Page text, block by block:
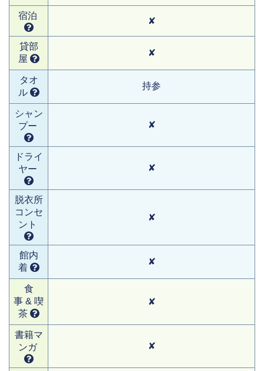
宿泊
✘
貸部
屋
✘
タオ
ル
持参
シャン
プー
✘
ドライ
ヤー
✘
脱衣所
コンセ
ント
✘
館内
着
✘
食
事 & 喫
茶
✘
書籍マ
ンガ
✘